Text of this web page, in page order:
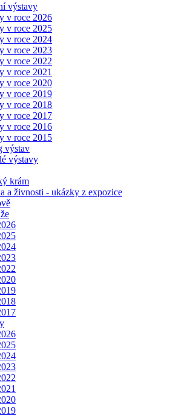
výstavy
v roce 2026
v roce 2025
v roce 2024
v roce 2023
v roce 2022
v roce 2021
v roce 2020
v roce 2019
v roce 2018
v roce 2017
v roce 2016
v roce 2015
výstav
výstavy
krám
a živnosti - ukázky z expozice